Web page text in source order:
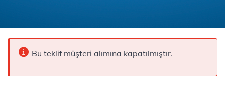
Bu teklif müşteri alımına kapatılmıştır.